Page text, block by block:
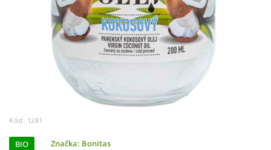
Kód: 1281
BIO Značka: Bonitas